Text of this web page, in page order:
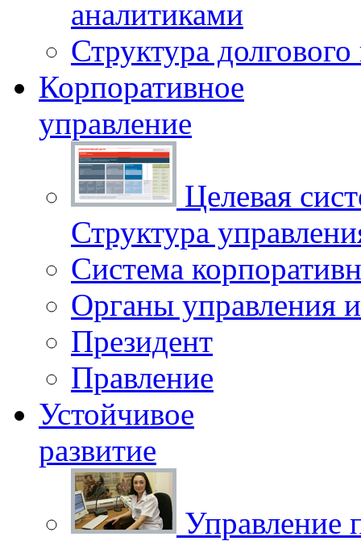
аналитиками
Структура
Корпоративное
управление
Целевая
Структура
Система
Органы управления
Президент
Правление
Устойчивое
развитие
Управление